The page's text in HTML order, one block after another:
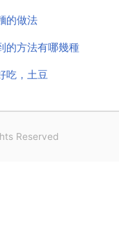
的做法
的方法有哪幾種
吃，土豆
Reserved